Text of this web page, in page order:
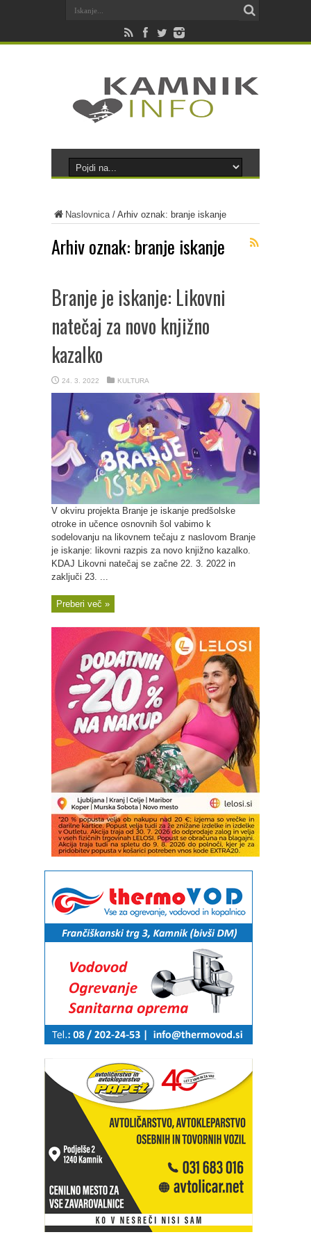
Naslovnica/ Arhiv oznak: branje iskanje
Arhiv oznak: branje iskanje
Branje je iskanje: Likovni
natečaj za novo knjižno
kazalko
24. 3. 2022 KULTURA
V okviru projekta Branje je iskanje predšolske
otroke in učence osnovnih šol vabimo k
sodelovanju na likovnem tečaju z naslovom Branje
je iskanje: likovni razpis za novo knjižno kazalko.
KDAJ Likovni natečaj se začne 22. 3. 2022 in
zaključi 23. ...
Preberi več »